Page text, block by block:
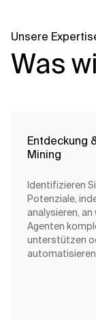
Unsere
Was
Entdeckung
Mining
Identifizieren
Potenziale,
analysieren, an
Agenten
unterstützen